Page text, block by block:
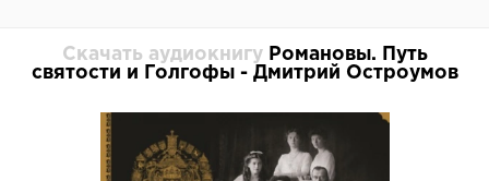
Скачать аудиокнигу Романовы. Путь
святости и Голгофы - Дмитрий Остроумов